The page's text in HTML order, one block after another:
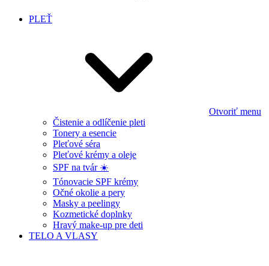
PLEŤ
Otvoriť menu
Čistenie a odlíčenie pleti
Tonery a esencie
Pleťové séra
Pleťové krémy a oleje
SPF na tvár ☀️
Tónovacie SPF krémy
Očné okolie a pery
Masky a peelingy
Kozmetické doplnky
Hravý make-up pre deti
TELO A VLASY